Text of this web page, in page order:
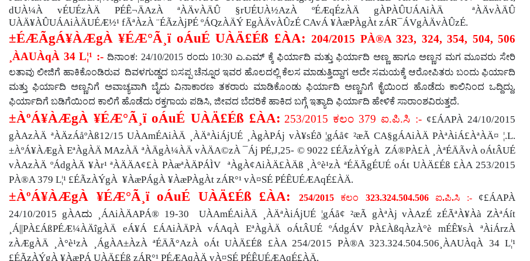
dUÀ¼À vÉUÉzÀÄ PÉÊ¬ÄAzÀ ªÀÄvÀÄÛ §rUÉUÀ½AzÀ ºÉÆqÉzÀÄ gÀPÀÛUÁAiÀÄ
ªÀÄvÀÄÛ
UÀÄ¥ÀÛUÁAiÀÄUÉÆ½¹ fÃªÀzÀ ¨ÉÃzÀjPÉ ºÁQzÀÄÝ EgÀÄvÀÛzÉ CAvÁ ¥ÀæPÀgÀt zÁR¯ÁVgÀÄvÀÛzÉ.
±ÉÆÃgÁ¥ÀÆgÀ ¥ÉÆ°Ã¸ï oÁuÉUÀÄ£Éß £ÀA:204/2015 PÀ®A 323, 324, 354, 504, 506
¸ÀAUÀqÀ 34 L¦¹ :- ದಿನಾಂಕ: 24/10/2015 ರಂದು 10:30 ಎ.ಎಮ್ ಕ್ಕೆ ಫಿರ್ಯಾದಿ ಮತ್ತು ಫಿರ್ಯಾದಿ ಅಣ್ಣ ಹಾಗೂ ಅಣ್ಣನ ಮಗ ಮೂವರು ಸೇರಿ
ಲತಾವು ಲೀಜಿಗೆ ಹಾಕಿಕೊಂಡಿರುವ ದಿವಳಗುಡ್ಡದ ಬಸಪ್ಪ ಚೆನ್ನೂರ ಇವರ ಹೊಲದಲ್ಲಿ ಕೆಲಸ ಮಾಡುತ್ತಿದ್ದಾಗ ಅದೇ ಸಮಯಕ್ಕೆ ಆರೋಪಿತರು ಬಂದು ಫಿರ್ಯಾದಿ
ಮತ್ತು ಫಿರ್ಯಾದಿ ಅಣ್ಣನಿಗೆ ಅವಾಚ್ಯವಾಗಿ ಬೈದು ವಿನಾಕಾರಣ ತಕರಾರು ಮಾಡಿಕೊಂಡು ಫಿರ್ಯಾದಿ ಅಣ್ಣನಿಗೆ ಕೈಯಿಂದ ಹೊಡೆದು ಕಾಲಿನಿಂದ ಒದ್ದಿದ್ದು,
ಫಿರ್ಯಾದಿಗೆ ಬಡಿಗೆಯಿಂದ ಕಾಲಿಗೆ ಹೊಡೆದು ರಕ್ತಗಾಯ ಪಡಿಸಿ, ಜೀವದ ಬೆದರಿಕೆ ಹಾಕಿದ ಬಗ್ಗೆ ಇತ್ಯಾದಿ ಫಿರ್ಯಾದಿ ಹೇಳಿಕೆ ಸಾರಾಂಶವಿರುತ್ತದೆ.
±ÀºÁ¥ÀÆgÀ ¥ÉÆ°Ã¸ï oÁuÉ UÀÄ£Éß £ÀA: 253/2015 ಕಲಂ 379 ಐ.ಪಿ.ಸಿ :- ¢£ÁAPÀ 24/10/2015
gÀAzÀÄ ªÀÄzÁåºÀß12/15 UÀAmÉAiÀÄ ¸ÀÄªÀiÁjUÉ ¸ÀgÀPÁj vÀ¥sÉð ¦gÁå¢ ²æÃ CA§gÁAiÀÄ PÀªÀiÁ£ÀªÀÄ¤ ¦.L.
±ÀºÁ¥ÀÆgÀ EªÀgÀÄ MAzÀÄ ªÀÄgÀ¼ÀÄ vÀÄA©zÀ ¯Áj PÉ,J,25- © 9022 £ÉÃzÀÝgÀ ZÁ®PÀ£À ¸ÀªÉÄÃvÀ oÁtÂUÉ
vÀAzÀÄ ºÁdgÀÄ ¥Àr¹ ªÀÄÄA¢£À PÀæªÀÄPÁÌV ªÀgÀ¢AiÀÄ£ÀÄß ¸À°è¹zÀ ªÉÄÃgÉUÉ oÁt UÀÄ£Éß £ÀA 253/2015
PÀ®A 379 L¦¹ £ÉÃzÀÝgÀ ¥ÀæPÁgÀ ¥ÀæPÀgÀt zÁR°¹ vÀ¤SÉ PÉÊUÉÆAqÉ£ÀÄ.
±ÀºÁ¥ÀÆgÀ ¥ÉÆ°Ã¸ï oÁuÉ UÀÄ£Éß £ÀA: 254/2015 ಕಲಂ 323.324.504.506 ಐ.ಪಿ.ಸಿ :-
¢£ÁAPÀ
24/10/2015 gÀAದು
¸ÁAiÀÄAPÁ® 19-30 UÀAmÉAiÀÄ ¸ÀÄªÀiÁjUÉ ¦gÁå¢ ²æÃ gÀªÀj vÀAzÉ zÉÃªÀ¥Àà ZÀªÁít
¸Á||PÀ£ÁßPÉÆ¼ÀÄîgÀÄ eÁ¥Á £ÁAiÀÄPÀ vÁAqÀ EªÀgÀÄ oÁtÂUÉ ºÁdgÁV PÀ£ÀßqÀzÀ°è mÉÊ¥sÀ ªÀiÁrzÀ
zÀÆgÀÄ ¸À°è¹zÀ ¸ÁgÀA±ÀzÀ ªÉÄÃ°AzÀ oÁt UÀÄ£Éß £ÀA 254/2015 PÀ®A 323.324.504.506¸ÀAUÀqÀ 34 L¦¹
£ÉÃzÀÝgÀ ¥ÀæPÁ UÀÄ£Éß zÁR°¹ PÉÆAqÀÄ vÀ¤SÉ PÉÊUÉÆAqÉ£ÀÄ.